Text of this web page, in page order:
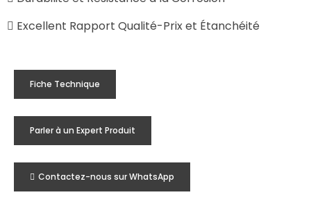
Excellent Rapport Qualité-Prix et Étanchéité
Fiche Technique
Parler à un Expert Produit
Contactez-nous sur WhatsApp